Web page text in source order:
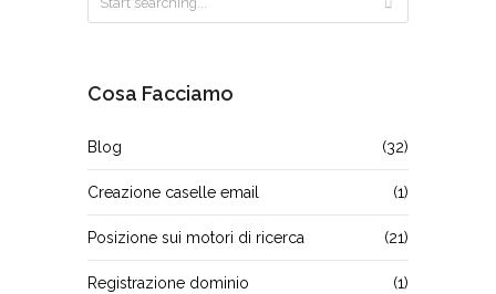
Cosa Facciamo
Blog (32)
Creazione caselle email (1)
Posizione sui motori di ricerca (21)
Registrazione dominio (1)